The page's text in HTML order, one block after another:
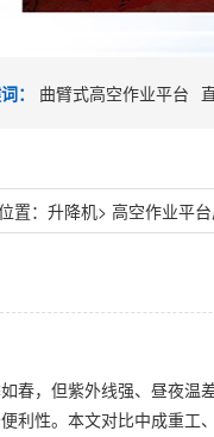
： 曲臂式高空作业平台
置： 升降机> 高空作业平
春，但紫外线强、昼夜温
利性。本文对比中成重工